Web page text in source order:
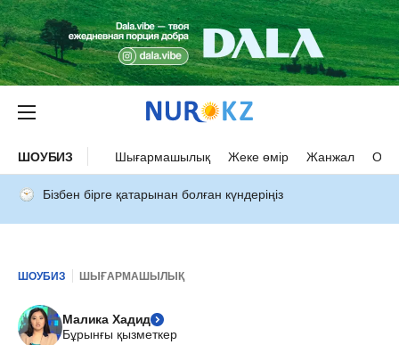
ШОУБИЗ Шығармашылық Жеке өмір Жанжал
Бізбен бірге қатарынан болған күндеріңіз
ШОУБИЗ ШЫҒАРМАШЫЛЫҚ
Малика Хадид
Бұрынғы қызметкер